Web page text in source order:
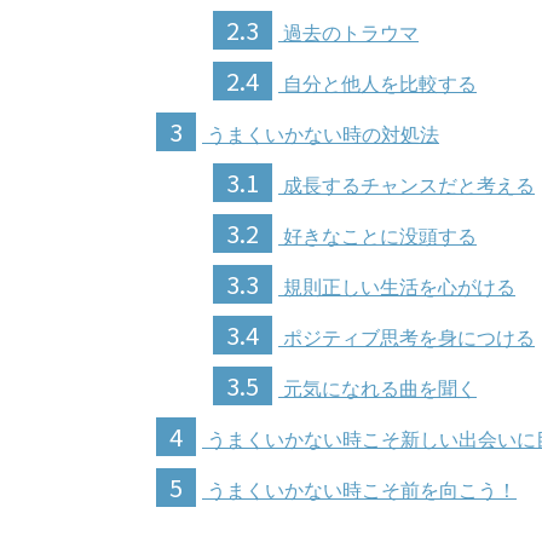
2.3 過去のトラウマ
2.4 自分と他人を比較する
3 うまくいかない時の対処法
3.1 成長するチャンスだと考える
3.2 好きなことに没頭する
3.3 規則正しい生活を心がける
3.4 ポジティブ思考を身につける
3.5 元気になれる曲を聞く
4 うまくいかない時こそ新しい出会いに
5 うまくいかない時こそ前を向こう！